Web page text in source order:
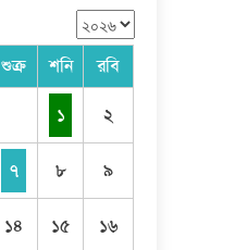
শুক্র শনি রবি
১ ২
৭ ৮ ৯
১৪ ১৫ ১৬